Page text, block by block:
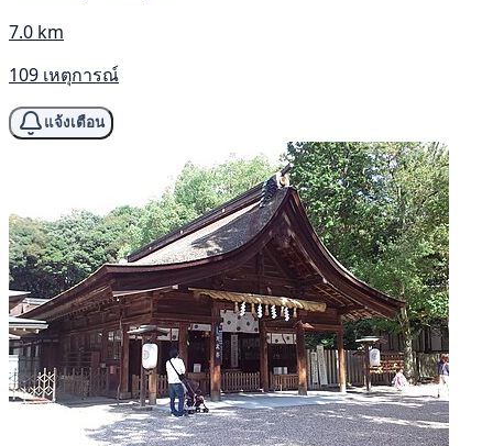
7.0 km
109 เหตุการณ์
แจ้งเตือน